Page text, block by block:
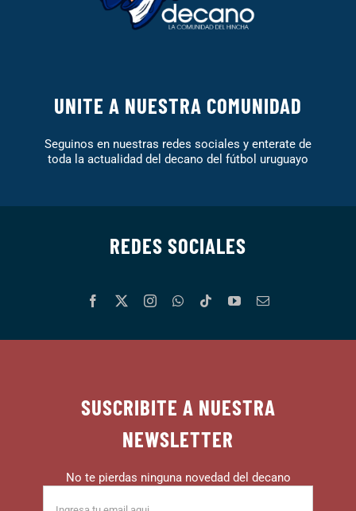
UNITE A NUESTRA COMUNIDAD
Seguinos en nuestras redes sociales y enterate de
toda la actualidad del decano del fútbol uruguayo
REDES SOCIALES
SUSCRIBITE A NUESTRA
NEWSLETTER
No te pierdas ninguna novedad del decano